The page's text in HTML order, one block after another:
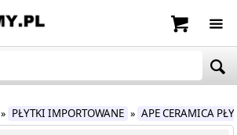
» PŁYTKI IMPORTOWANE » APE CERAMICA